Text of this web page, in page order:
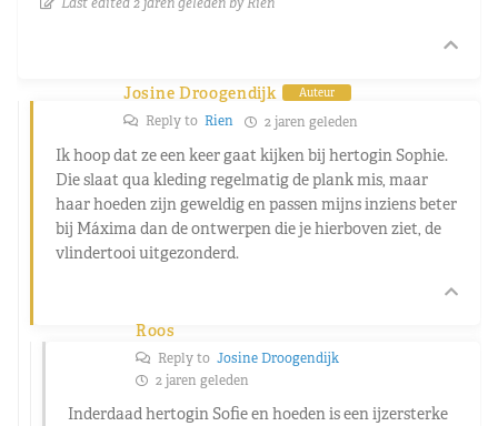
Josine Droogendijk Auteur
Reply to Rien 2 jaren geleden
Ik hoop dat ze een keer gaat kijken bij hertogin Sophie.
Die slaat qua kleding regelmatig de plank mis, maar
haar hoeden zijn geweldig en passen mijns inziens beter
bij Máxima dan de ontwerpen die je hierboven ziet, de
vlindertooi uitgezonderd.
Roos
Reply to Josine Droogendijk
2 jaren geleden
Inderdaad hertogin Sofie en hoeden is een ijzersterke